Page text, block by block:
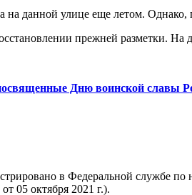
на данной улице еще летом.
прежней разметки.
Дню воинской славы
в Федеральной службе
05 октября 2021 г.).